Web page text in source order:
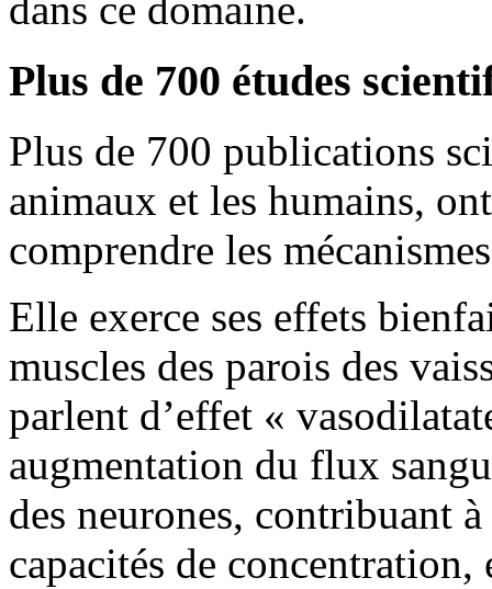
Plus de 700 études
Plus de 700 publications
animaux et les humains,
comprendre les
Elle exerce ses effets
muscles des parois des
parlent d’effet «
augmentation du flux
des neurones, contribuant
capacités de concentration,